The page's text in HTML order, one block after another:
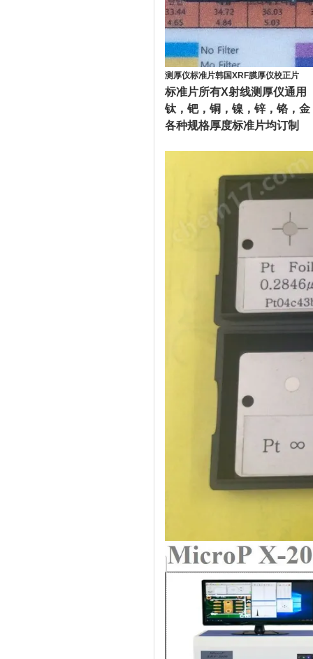
测厚仪标准片韩国XRF膜厚仪校正片
标准片所有X射线测厚仪通用
钛，钯，铜，镍，锌，铬，
各种规格厚度标准片均订制